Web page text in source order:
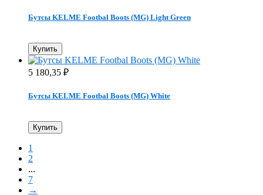
Бутсы KELME Footbal Boots (MG) Light Green
Купить
5 180,35 ₽
Бутсы KELME Footbal Boots (MG) White
Купить
1
2
...
7
→